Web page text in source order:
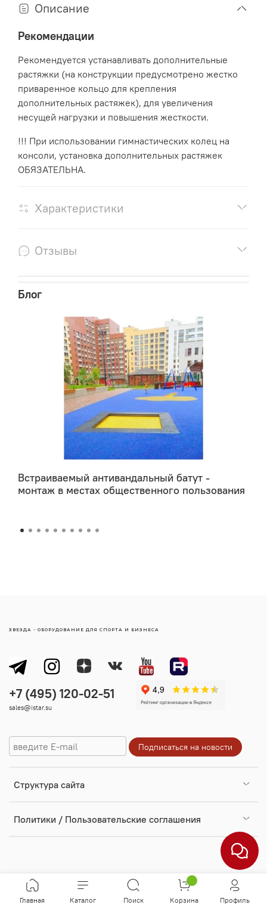
Описание
Рекомендации
Рекомендуется устанавливать дополнительные
растяжки (на конструкции предусмотрено жестко
приваренное кольцо для крепления
дополнительных растяжек), для увеличения
несущей нагрузки и повышения жесткости.
!!! При использовании гимнастических колец на
консоли, установка до­полнительных растяжек
ОБЯЗАТЕЛЬНА.
Характеристики
Отзывы
Блог
Встраиваемый антивандальный батут -
монтаж в местах общественного пользования
Cтруктура сайта
Политики / Пользовательские соглашения
sales@istar.su
ЗВЕЗДА - ОБОРУДОВАНИЕ ДЛЯ СПОРТА И БИЗНЕСА
Главная Каталог Поиск Корзина Профиль